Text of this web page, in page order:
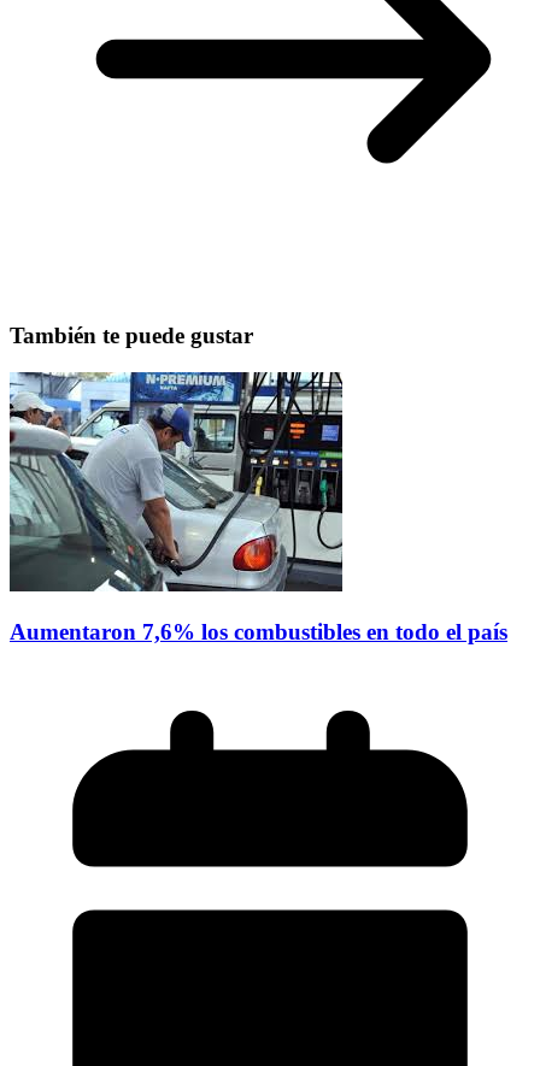
También te puede gustar
Aumentaron 7,6% los combustibles en todo el país